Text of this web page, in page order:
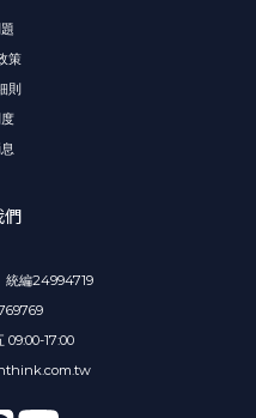
策
則
們
編24994719
09:00-17:00